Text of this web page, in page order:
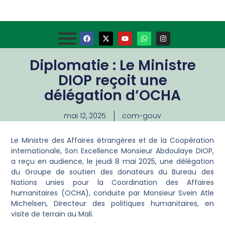
Diplomatie : Le Ministre
DIOP reçoit une
délégation d’OCHA
mai 12, 2025 com-gouv
Le Ministre des Affaires étrangères et de la Coopération
internationale, Son Excellence Monsieur Abdoulaye DIOP,
a reçu en audience, le jeudi 8 mai 2025, une délégation
du Groupe de soutien des donateurs du Bureau des
Nations unies pour la Coordination des Affaires
humanitaires (OCHA), conduite par Monsieur Svein Atle
Michelsen, Directeur des politiques humanitaires, en
visite de terrain au Mali.